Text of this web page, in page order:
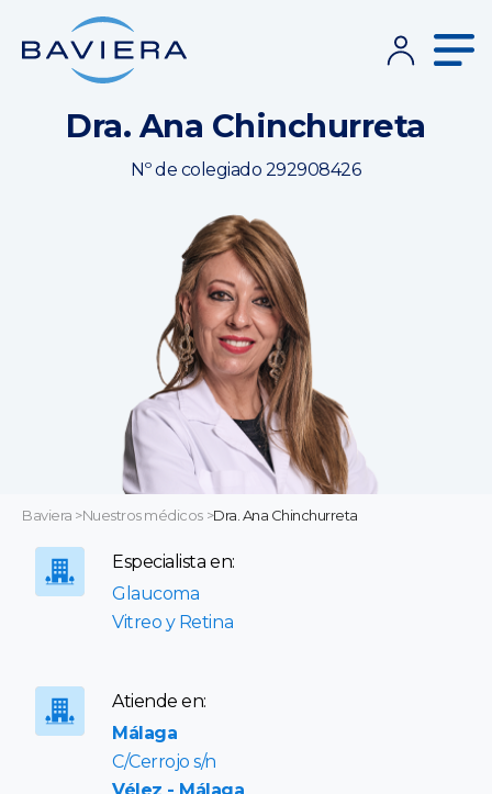
Dra. Ana Chinchurreta
Nº de colegiado 292908426
Baviera >Nuestros médicos >Dra. Ana Chinchurreta
Especialista en:
Glaucoma
Vitreo y Retina
Atiende en:
Málaga
C/Cerrojo s/n